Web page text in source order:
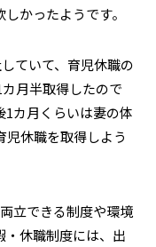
かったようです。
ていて、育児休職の
月半取得したので
1カ月くらいは妻の体
休職を取得しよう
立できる制度や環境
・休職制度には、出